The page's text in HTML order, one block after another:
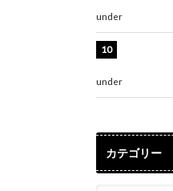
under
under
カテゴリー